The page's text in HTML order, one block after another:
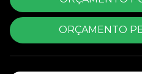
ORÇAMENTO